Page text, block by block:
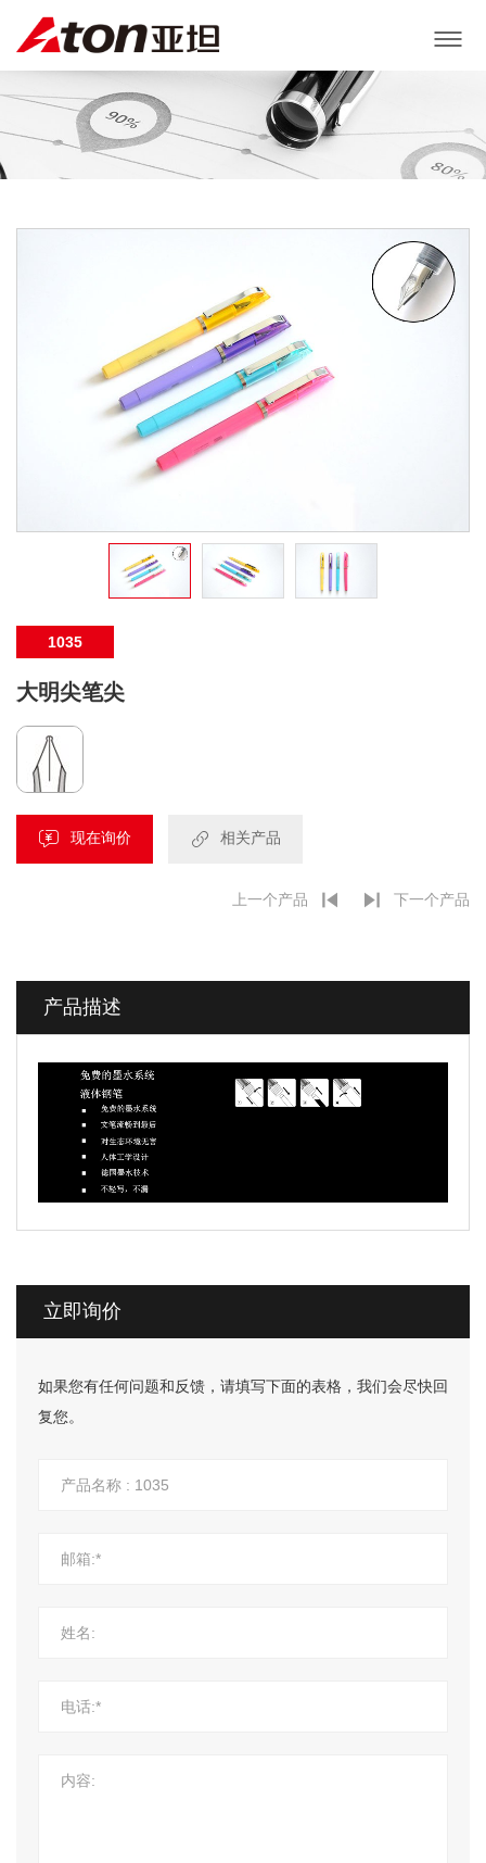
1035
大明尖笔尖
现在询价 相关产品
上一个产品 下一个产品
产品描述
立即询价
如果您有任何问题和反馈，请填写下面的表格，我们会尽快回
复您。